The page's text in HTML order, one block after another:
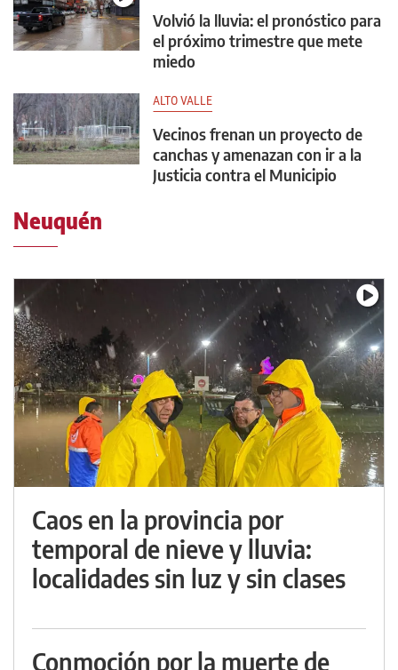
Volvió la lluvia: el pronóstico para
el próximo trimestre que mete
miedo
ALTO VALLE
Vecinos frenan un proyecto de
canchas y amenazan con ir a la
Justicia contra el Municipio
Neuquén
Caos en la provincia por
temporal de nieve y lluvia:
localidades sin luz y sin clases
Conmoción por la muerte de